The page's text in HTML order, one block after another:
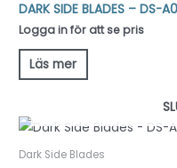
DARK SIDE BLADES – DS-
Logga in för att se pris
Läs mer
Dark Side Blades